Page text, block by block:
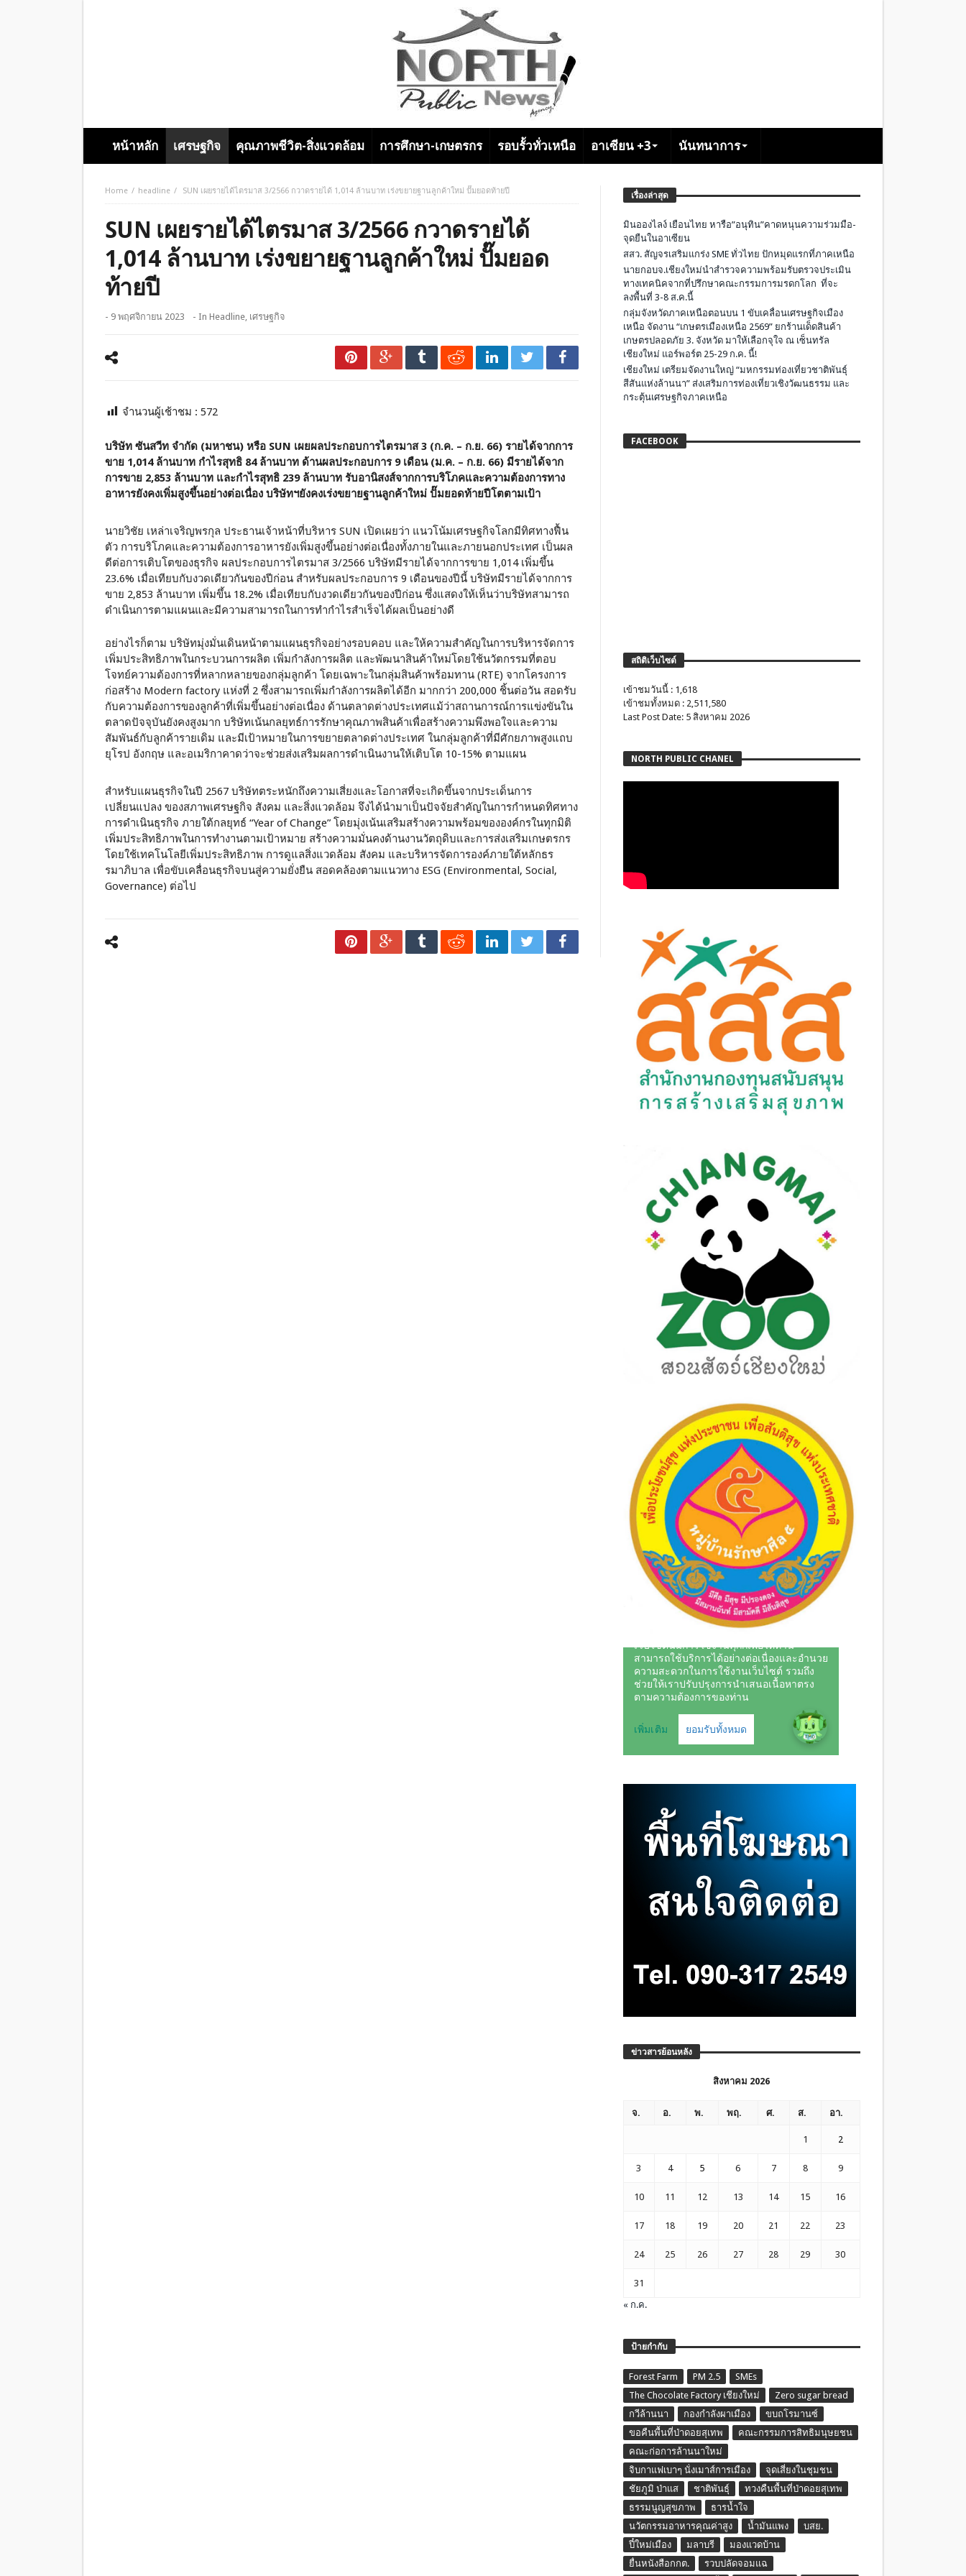
หน้าหลัก เศรษฐกิจ คุณภาพชีวิต-สิ่งแวดล้อม การศึกษา-เกษตรกร รอบรั้วทั่วเหนือ อาเซียน +3 นันทนาการ
Home headline SUN เผยรายได้ไตรมาส 3/2566 กวาดรายได้ 1,014 ล้านบาท เร่งขยายฐานลูกค้าใหม่ ปั๊มยอดท้ายปี
SUN เผยรายได้ไตรมาส 3/2566 กวาดรายได้
1,014 ล้านบาท เร่งขยายฐานลูกค้าใหม่ ปั๊มยอด
ท้ายปี
- 9 พฤศจิกายน 2023 - In Headline, เศรษฐกิจ
จำนวนผู้เช้าชม : 572
บริษัท ซันสวีท จำกัด (มหาชน) หรือ SUN เผยผลประกอบการไตรมาส 3 (ก.ค. – ก.ย. 66) รายได้จากการ
ขาย 1,014 ล้านบาท กำไรสุทธิ 84 ล้านบาท ด้านผลประกอบการ 9 เดือน (ม.ค. – ก.ย. 66) มีรายได้จาก
การขาย 2,853 ล้านบาท และกำไรสุทธิ 239 ล้านบาท รับอานิสงส์จากการบริโภคและความต้องการทาง
อาหารยังคงเพิ่มสูงขึ้นอย่างต่อเนื่อง บริษัทฯยังคงเร่งขยายฐานลูกค้าใหม่ ปั๊มยอดท้ายปีโตตามเป้า
นายวิชัย เหล่าเจริญพรกุล ประธานเจ้าหน้าที่บริหาร SUN เปิดเผยว่า แนวโน้มเศรษฐกิจโลกมีทิศทางฟื้น
ตัว การบริโภคและความต้องการอาหารยังเพิ่มสูงขึ้นอย่างต่อเนื่องทั้งภายในและภายนอกประเทศ เป็นผล
ดีต่อการเติบโตของธุรกิจ ผลประกอบการไตรมาส 3/2566 บริษัทมีรายได้จากการขาย 1,014 เพิ่มขึ้น
23.6% เมื่อเทียบกับงวดเดียวกันของปีก่อน สำหรับผลประกอบการ 9 เดือนของปีนี้ บริษัทมีรายได้จากการ
ขาย 2,853 ล้านบาท เพิ่มขึ้น 18.2% เมื่อเทียบกับงวดเดียวกันของปีก่อน ซึ่งแสดงให้เห็นว่าบริษัทสามารถ
ดำเนินการตามแผนและมีความสามารถในการทำกำไรสำเร็จได้ผลเป็นอย่างดี
อย่างไรก็ตาม บริษัทมุ่งมั่นเดินหน้าตามแผนธุรกิจอย่างรอบคอบ และให้ความสำคัญในการบริหารจัดการ
เพิ่มประสิทธิภาพในกระบวนการผลิต เพิ่มกำลังการผลิต และพัฒนาสินค้าใหม่โดยใช้นวัตกรรมที่ตอบ
โจทย์ความต้องการที่หลากหลายของกลุ่มลูกค้า โดยเฉพาะในกลุ่มสินค้าพร้อมทาน (RTE) จากโครงการ
ก่อสร้าง Modern factory แห่งที่ 2 ซึ่งสามารถเพิ่มกำลังการผลิตได้อีก มากกว่า 200,000 ชิ้นต่อวัน สอดรับ
กับความต้องการของลูกค้าที่เพิ่มขึ้นอย่างต่อเนื่อง ด้านตลาดต่างประเทศแม้ว่าสถานการณ์การแข่งขันใน
ตลาดปัจจุบันยังคงสูงมาก บริษัทเน้นกลยุทธ์การรักษาคุณภาพสินค้าเพื่อสร้างความพึงพอใจและความ
สัมพันธ์กับลูกค้ารายเดิม และมีเป้าหมายในการขยายตลาดต่างประเทศ ในกลุ่มลูกค้าที่มีศักยภาพสูงแถบ
ยุโรป อังกฤษ และอเมริกาคาดว่าจะช่วยส่งเสริมผลการดำเนินงานให้เติบโต 10-15% ตามแผน
สำหรับแผนธุรกิจในปี 2567 บริษัทตระหนักถึงความเสี่ยงและโอกาสที่จะเกิดขึ้นจากประเด็นการ
เปลี่ยนแปลง ของสภาพเศรษฐกิจ สังคม และสิ่งแวดล้อม จึงได้นำมาเป็นปัจจัยสำคัญในการกำหนดทิศทาง
การดำเนินธุรกิจ ภายใต้กลยุทธ์ “Year of Change” โดยมุ่งเน้นเสริมสร้างความพร้อมขององค์กรในทุกมิติ
เพิ่มประสิทธิภาพในการทำงานตามเป้าหมาย สร้างความมั่นคงด้านงานวัตถุดิบและการส่งเสริมเกษตรกร
โดยใช้เทคโนโลยีเพิ่มประสิทธิภาพ การดูแลสิ่งแวดล้อม สังคม และบริหารจัดการองค์ภายใต้หลักธร
รมาภิบาล เพื่อขับเคลื่อนธุรกิจบนสู่ความยั่งยืน สอดคล้องตามแนวทาง ESG (Environmental, Social,
Governance) ต่อไป
เรื่องล่าสุด
มินอองไลง์ เยือนไทย หารือ”อนุทิน”คาดหนุนความร่วมมือ-
จุดยืนในอาเซียน
สสว. สัญจรเสริมแกร่ง SME ทั่วไทย ปักหมุดแรกที่ภาคเหนือ
นายกอบจ.เชียงใหม่นำสำรวจความพร้อมรับตรวจประเมิน
ทางเทคนิคจากที่ปรึกษาคณะกรรมการมรดกโลก ที่จะ
ลงพื้นที่ 3-8 ส.ค.นี้
กลุ่มจังหวัดภาคเหนือตอนบน 1 ขับเคลื่อนเศรษฐกิจเมือง
เหนือ จัดงาน “เกษตรเมืองเหนือ 2569” ยกร้านเด็ดสินค้า
เกษตรปลอดภัย 3. จังหวัด มาให้เลือกจุใจ ณ เซ็นทรัล
เชียงใหม่ แอร์พอร์ต 25-29 ก.ค. นี้!
เชียงใหม่ เตรียมจัดงานใหญ่ “มหกรรมท่องเที่ยวชาติพันธุ์
สีสันแห่งล้านนา” ส่งเสริมการท่องเที่ยวเชิงวัฒนธรรม และ
กระตุ้นเศรษฐกิจภาคเหนือ
FACEBOOK
สถิติเว็บไซต์
เข้าชมวันนี้ : 1,618
เข้าชมทั้งหมด : 2,511,580
Last Post Date: 5 สิงหาคม 2026
NORTH PUBLIC CHANEL
ข่าวสารย้อนหลัง
สิงหาคม 2026
จ. อ. พ. พฤ. ศ. ส. อา.
1 2
3 4 5 6 7 8 9
10 11 12 13 14 15 16
17 18 19 20 21 22 23
24 25 26 27 28 29 30
31
« ก.ค.
ป้ายกำกับ
Forest Farm PM 2.5
SMEs
The Chocolate Factory เชียงใหม่
Zero sugar bread
กวีล้านนา
กองกำลังผาเมือง
ขบถโรมานซ์
ขอคืนพื้นที่ป่าดอยสุเทพ
คณะกรรมการสิทธิมนุษยชน
คณะก่อการล้านนาใหม่
จิบกาแฟเบาๆ นั่งเมาส์การเมือง
จุดเสี่ยงในชุมชน
ชัยภูมิ ป่าแส
ชาติพันธุ์
ทวงคืนพื้นที่ป่าดอยสุเทพ
ธรรมนูญสุขภาพ
ธารน้ำใจ
นวัตกรรมอาหารคุณค่าสูง
น้ำมันแพง
บสย.
ปี๋ใหม่เมือง
มลาบรี
มองแวดบ้าน
ยื่นหนังสือกกต.
รวบปลัดจอมแฉ